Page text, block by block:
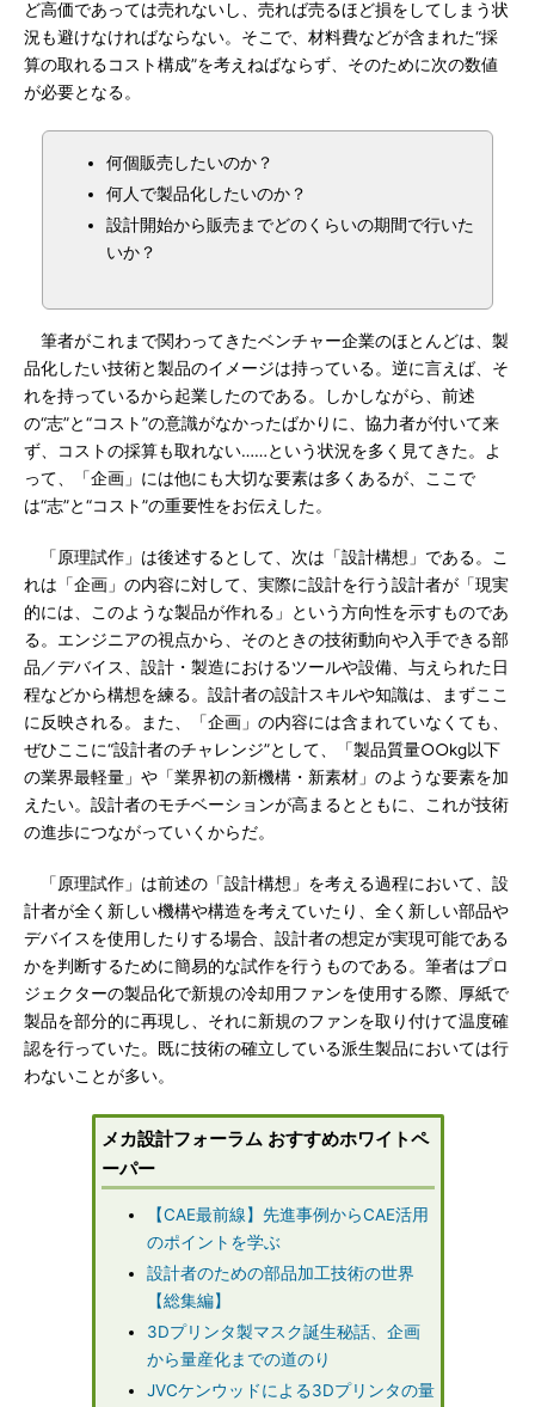
ど高価であっては売れないし、売れば売るほど損をしてしまう状
況も避けなければならない。そこで、材料費などが含まれた“採
算の取れるコスト構成”を考えねばならず、そのために次の数値
が必要となる。
何個販売したいのか？
何人で製品化したいのか？
設計開始から販売までどのくらいの期間で行いた
いか？
筆者がこれまで関わってきたベンチャー企業のほとんどは、製
品化したい技術と製品のイメージは持っている。逆に言えば、そ
れを持っているから起業したのである。しかしながら、前述
の“志”と“コスト”の意識がなかったばかりに、協力者が付いて来
ず、コストの採算も取れない……という状況を多く見てきた。よ
って、「企画」には他にも大切な要素は多くあるが、ここで
は“志”と“コスト”の重要性をお伝えした。
「原理試作」は後述するとして、次は「設計構想」である。こ
れは「企画」の内容に対して、実際に設計を行う設計者が「現実
的には、このような製品が作れる」という方向性を示すものであ
る。エンジニアの視点から、そのときの技術動向や入手できる部
品／デバイス、設計・製造におけるツールや設備、与えられた日
程などから構想を練る。設計者の設計スキルや知識は、まずここ
に反映される。また、「企画」の内容には含まれていなくても、
ぜひここに“設計者のチャレンジ”として、「製品質量○○kg以下
の業界最軽量」や「業界初の新機構・新素材」のような要素を加
えたい。設計者のモチベーションが高まるとともに、これが技術
の進歩につながっていくからだ。
「原理試作」は前述の「設計構想」を考える過程において、設
計者が全く新しい機構や構造を考えていたり、全く新しい部品や
デバイスを使用したりする場合、設計者の想定が実現可能である
かを判断するために簡易的な試作を行うものである。筆者はプロ
ジェクターの製品化で新規の冷却用ファンを使用する際、厚紙で
製品を部分的に再現し、それに新規のファンを取り付けて温度確
認を行っていた。既に技術の確立している派生製品においては行
わないことが多い。
メカ設計フォーラム おすすめホワイトペ
ーパー
【CAE最前線】先進事例からCAE活用
のポイントを学ぶ
設計者のための部品加工技術の世界
【総集編】
3Dプリンタ製マスク誕生秘話、企画
から量産化までの道のり
JVCケンウッドによる3Dプリンタの量